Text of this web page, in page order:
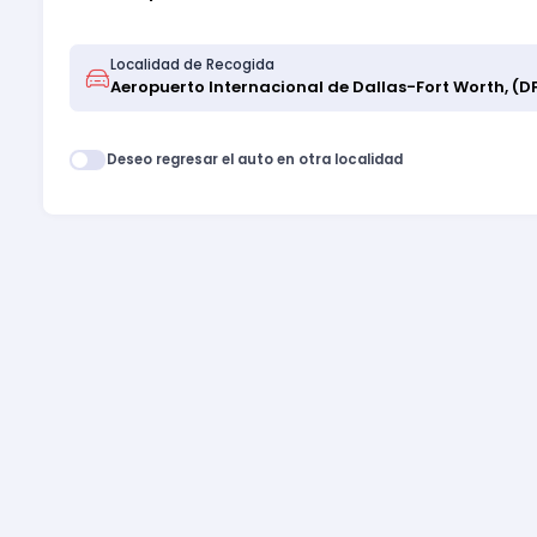
Localidad de Recogida
Deseo regresar el auto en otra localidad